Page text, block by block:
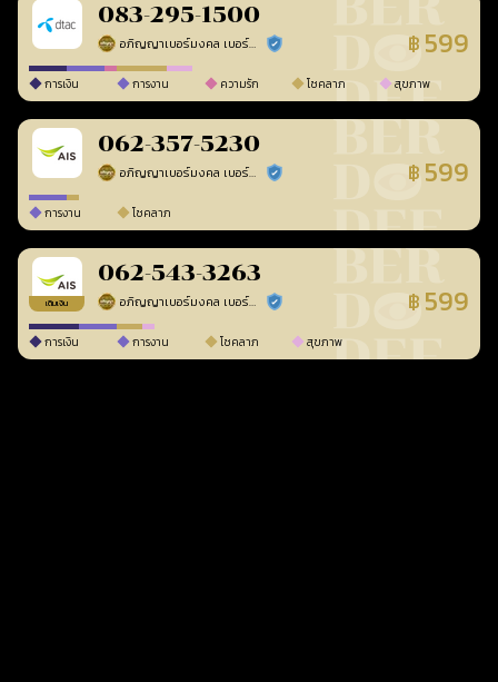
083-295-1500
อภิญญาเบอร์มงคล เบอร์สวยเลขศาสตร์ ร้านยืนยันแล้ว ฿ 599
การเงิน การงาน ความรัก โชคลาภ สุขภาพ
062-357-5230
อภิญญาเบอร์มงคล เบอร์สวยเลขศาสตร์ ร้านยืนยันแล้ว ฿ 599
การงาน โชคลาภ
เติมเงิน
062-543-3263
อภิญญาเบอร์มงคล เบอร์สวยเลขศาสตร์ ร้านยืนยันแล้ว ฿ 599
การเงิน การงาน โชคลาภ สุขภาพ